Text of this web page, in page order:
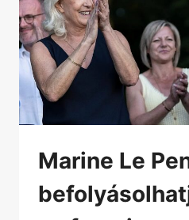
Marine Le